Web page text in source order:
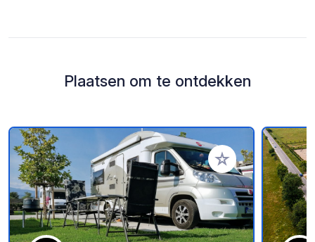
Plaatsen om te ontdekken
Voeg toe aan je